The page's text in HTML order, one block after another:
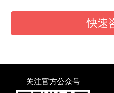
快速
关注官方公众号